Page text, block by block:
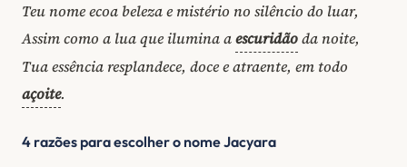
Teu nome ecoa beleza e mistério no silêncio do luar,
Assim como a lua que ilumina aescuridãoda noite,
Tua essência resplandece, doce e atraente, em todo
açoite.
4 razões para escolher o nome Jacyara